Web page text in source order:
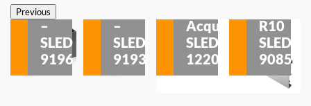
PreviousSobrepor
–
SLED
9196
–
SLED
9193
Acqua
SLED
1220
R10
SLED
9085